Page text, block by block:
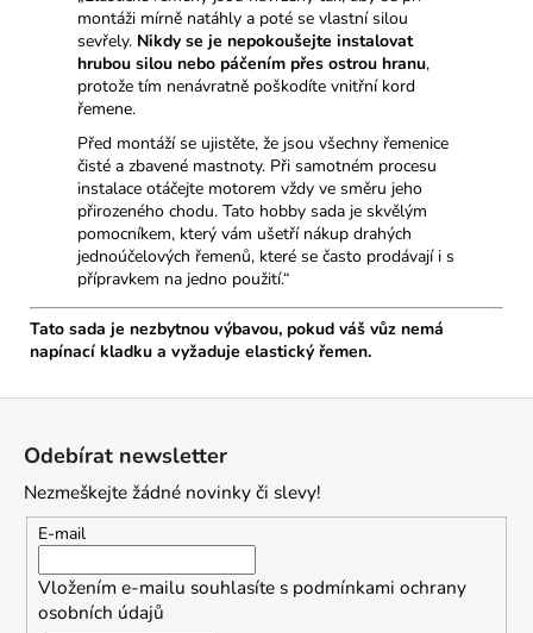
montáži mírně natáhly a poté se vlastní silou
sevřely. Nikdy se je nepokoušejte instalovat
hrubou silou nebo páčením přes ostrou hranu,
protože tím nenávratně poškodíte vnitřní kord
řemene.
Před montáží se ujistěte, že jsou všechny řemenice
čisté a zbavené mastnoty. Při samotném procesu
instalace otáčejte motorem vždy ve směru jeho
přirozeného chodu. Tato hobby sada je skvělým
pomocníkem, který vám ušetří nákup drahých
jednoúčelových řemenů, které se často prodávají i s
přípravkem na jedno použití.“
Tato sada je nezbytnou výbavou, pokud váš vůz nemá
napínací kladku a vyžaduje elastický řemen.
Odebírat newsletter
Nezmeškejte žádné novinky či slevy!
E-mail
Vložením e-mailu souhlasíte s podmínkami ochrany
osobních údajů